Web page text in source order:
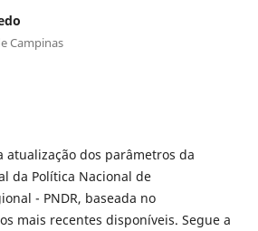
Campinas
atualização dos parâmetros da
da Política Nacional de
- PNDR, baseada no
mais recentes disponíveis. Segue a